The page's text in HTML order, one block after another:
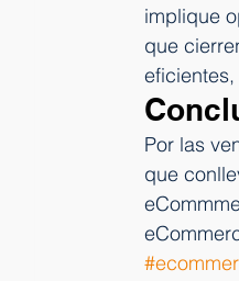
implique
que
Por las
que